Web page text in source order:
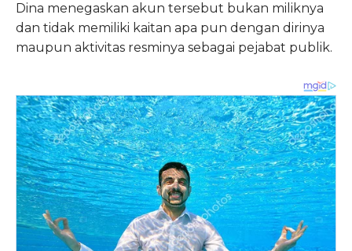
Dina menegaskan akun tersebut bukan miliknya
dan tidak memiliki kaitan apa pun dengan dirinya
maupun aktivitas resminya sebagai pejabat publik.